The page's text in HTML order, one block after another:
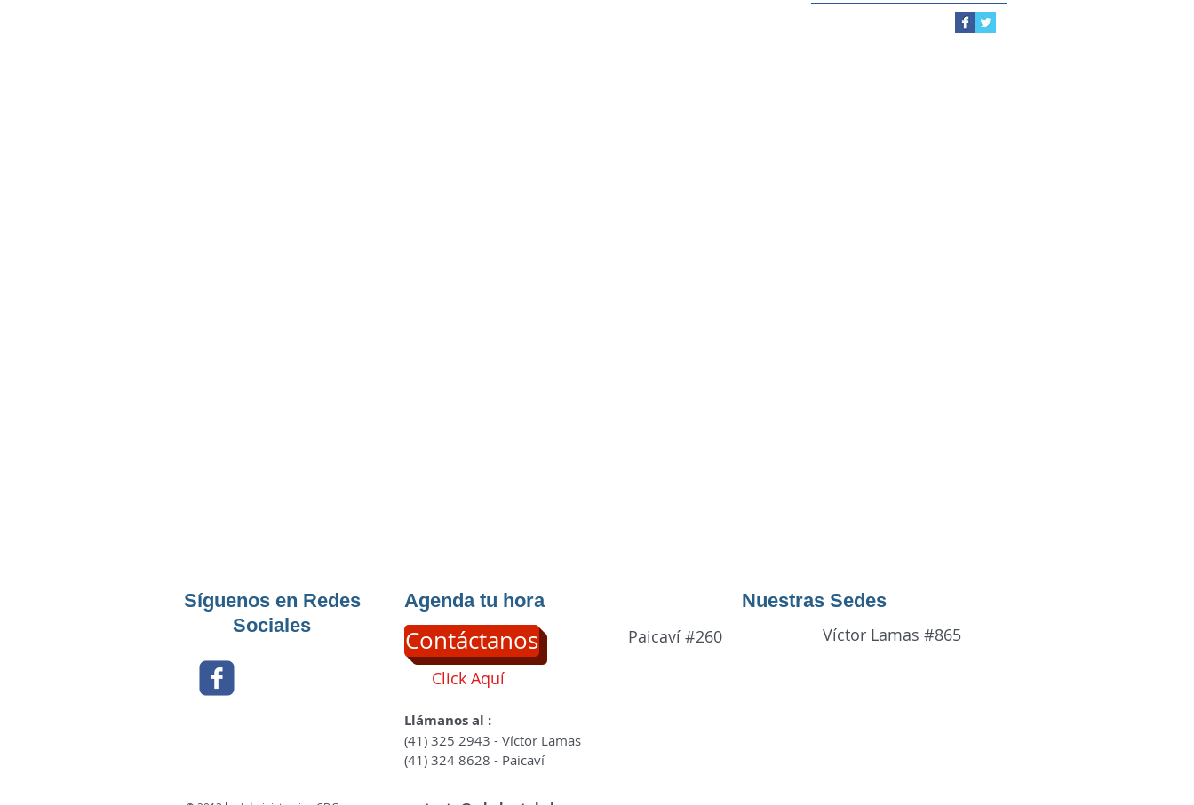
Síguenos en Redes
Sociales
Agenda tu hora
Contáctanos
Click Aquí
Llámanos al :
(41) 325 2943 - Víctor Lamas
(41) 324 8628 - Paicaví
Nuestras Sedes
Paicaví #260 Víctor Lamas #865